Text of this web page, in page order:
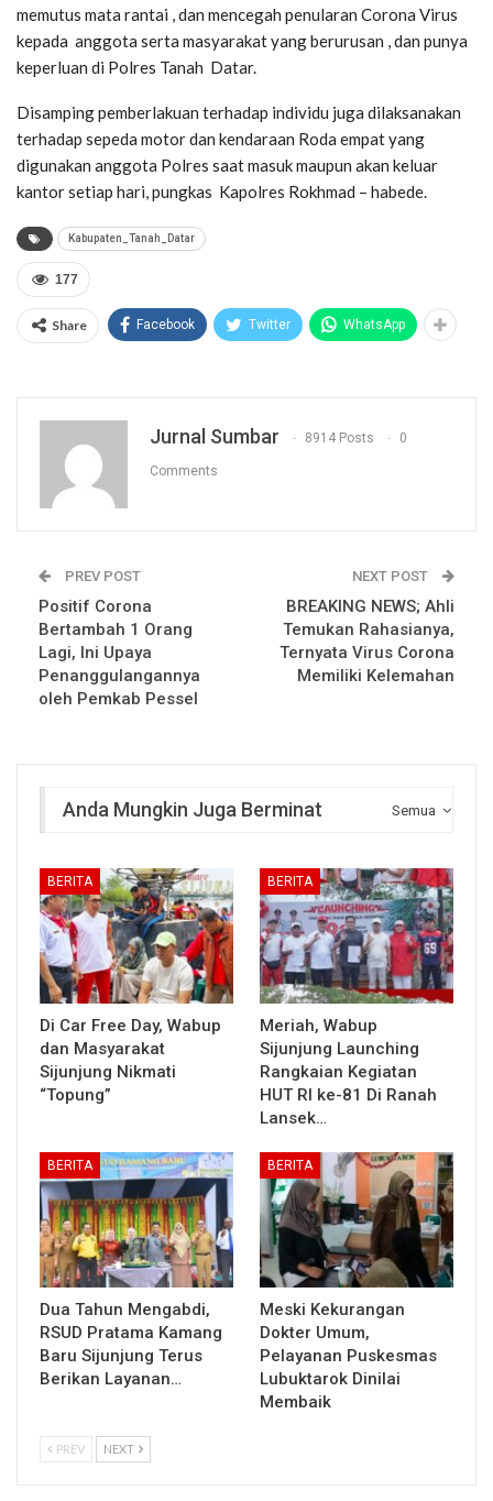
memutus mata rantai , dan mencegah penularan Corona Virus
kepada anggota serta masyarakat yang berurusan , dan punya
keperluan di Polres Tanah Datar.
Disamping pemberlakuan terhadap individu juga dilaksanakan
terhadap sepeda motor dan kendaraan Roda empat yang
digunakan anggota Polres saat masuk maupun akan keluar
kantor setiap hari, pungkas Kapolres Rokhmad – habede.
Kabupaten_Tanah_Datar
177
Share Facebook Twitter WhatsApp
Jurnal Sumbar 8914 Posts 0
Comments
PREV POST
Positif Corona
Bertambah 1 Orang
Lagi, Ini Upaya
Penanggulangannya
oleh Pemkab Pessel
NEXT POST
BREAKING NEWS; Ahli
Temukan Rahasianya,
Ternyata Virus Corona
Memiliki Kelemahan
Semua
Anda Mungkin Juga Berminat
BERITA
Di Car Free Day, Wabup
dan Masyarakat
Sijunjung Nikmati
“Topung”
BERITA
Meriah, Wabup
Sijunjung Launching
Rangkaian Kegiatan
HUT RI ke-81 Di Ranah
Lansek…
BERITA
Dua Tahun Mengabdi,
RSUD Pratama Kamang
Baru Sijunjung Terus
Berikan Layanan…
BERITA
Meski Kekurangan
Dokter Umum,
Pelayanan Puskesmas
Lubuktarok Dinilai
Membaik
PREV NEXT